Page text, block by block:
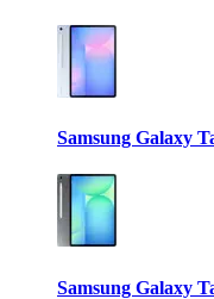
Samsung Galaxy
Samsung Galaxy